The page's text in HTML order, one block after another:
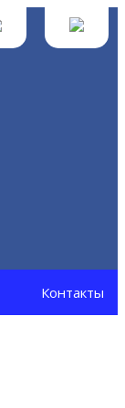
Контакты